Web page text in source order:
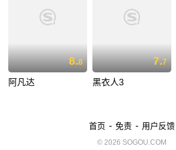
8.8
阿凡达
7.7
黑衣人3
首页 - 免责 - 用户反馈
© 2026 SOGOU.COM